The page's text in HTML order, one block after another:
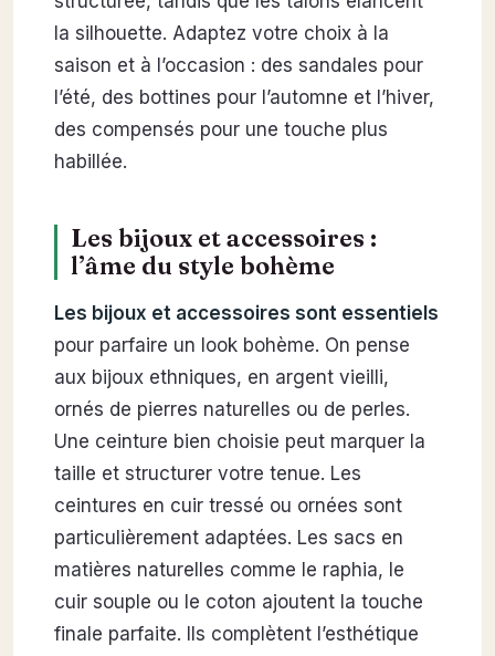
la silhouette. Adaptez votre choix à la
saison et à l’occasion : des sandales pour
l’été, des bottines pour l’automne et l’hiver,
des compensés pour une touche plus
habillée.
Les bijoux et accessoires :
l’âme du style bohème
Les bijoux et accessoires sont essentiels
pour parfaire un look bohème. On pense
aux bijoux ethniques, en argent vieilli,
ornés de pierres naturelles ou de perles.
Une ceinture bien choisie peut marquer la
taille et structurer votre tenue. Les
ceintures en cuir tressé ou ornées sont
particulièrement adaptées. Les sacs en
matières naturelles comme le raphia, le
cuir souple ou le coton ajoutent la touche
finale parfaite. Ils complètent l’esthétique